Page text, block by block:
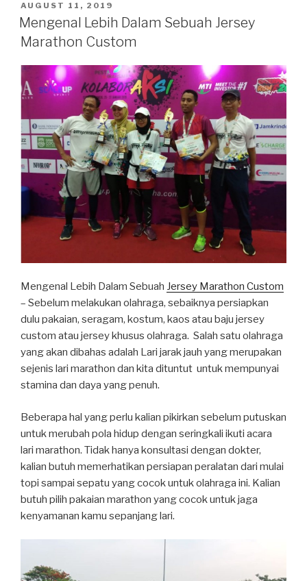
POSTED
ON
AUGUST 11, 2019
Mengenal Lebih Dalam Sebuah Jersey
Marathon Custom
Mengenal Lebih Dalam Sebuah Jersey Marathon Custom
– Sebelum melakukan olahraga, sebaiknya persiapkan
dulu pakaian, seragam, kostum, kaos atau baju jersey
custom atau jersey khusus olahraga. Salah satu olahraga
yang akan dibahas adalah Lari jarak jauh yang merupakan
sejenis lari marathon dan kita dituntut untuk mempunyai
stamina dan daya yang penuh.
Beberapa hal yang perlu kalian pikirkan sebelum putuskan
untuk merubah pola hidup dengan seringkali ikuti acara
lari marathon. Tidak hanya konsultasi dengan dokter,
kalian butuh memerhatikan persiapan peralatan dari mulai
topi sampai sepatu yang cocok untuk olahraga ini. Kalian
butuh pilih pakaian marathon yang cocok untuk jaga
kenyamanan kamu sepanjang lari.